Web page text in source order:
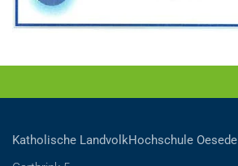
Katholische LandvolkHochschule Oesede